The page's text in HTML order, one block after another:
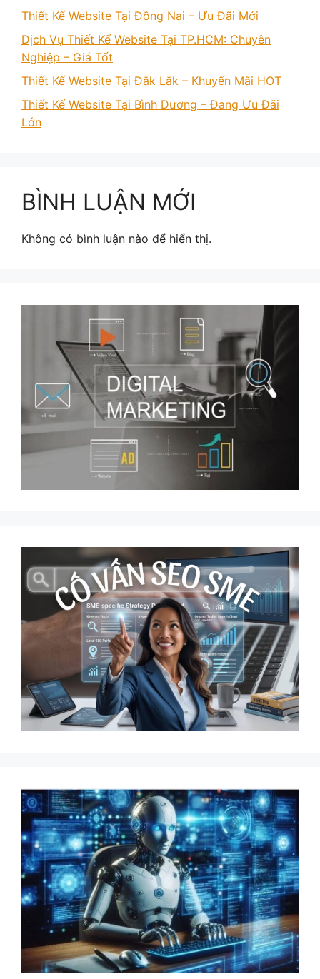
Thiết Kế Website Tại Đồng Nai – Ưu Đãi Mới
Dịch Vụ Thiết Kế Website Tại TP.HCM: Chuyên
Nghiệp – Giá Tốt
Thiết Kế Website Tại Đắk Lắk – Khuyến Mãi HOT
Thiết Kế Website Tại Bình Dương – Đang Ưu Đãi
Lớn
BÌNH LUẬN MỚI
Không có bình luận nào để hiển thị.